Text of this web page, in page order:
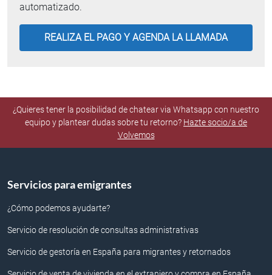
automatizado.
¿Quieres tener la posibilidad de chatear via Whatsapp con nuestro
equipo y plantear dudas sobre tu retorno? Hazte socio/a de
Volvemos
Servicios para emigrantes
¿Cómo podemos ayudarte?
Servicio de resolución de consultas administrativas
Servicio de gestoría en España para migrantes y retornados